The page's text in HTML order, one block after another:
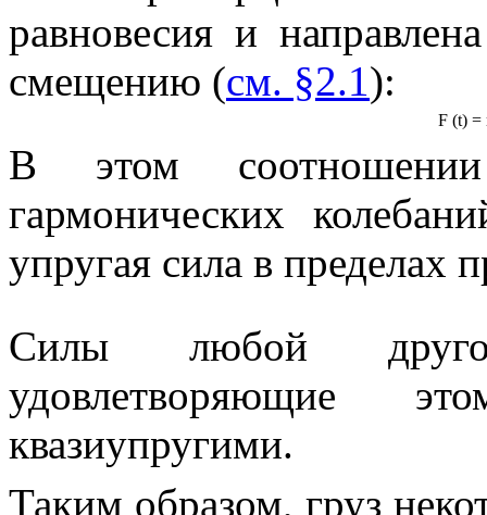
равновесия и
смещению (см. §2.1):
F (t) =
В этом
гармонических
упругая сила в пределах
Силы любой
удовлетворяющие
квазиупругими.
Таким образом, груз